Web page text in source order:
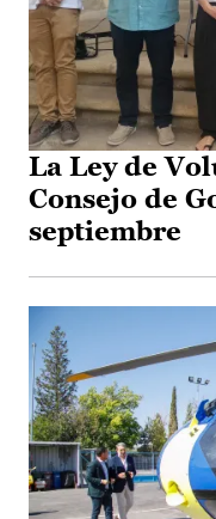
La Ley de
Consejo de
septiembre